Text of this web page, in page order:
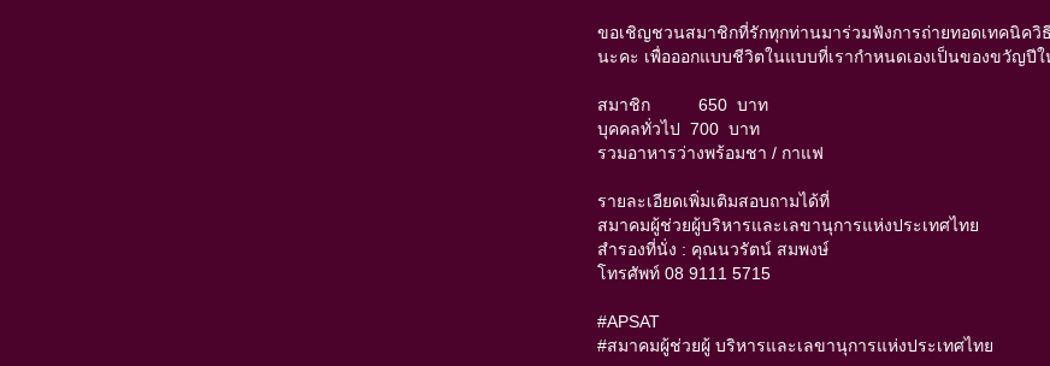
ขอเชิญชวนสมาชิกที่รักทุกท่านมาร่วมฟังการถ่ายทอดเทคนิควิ
นะคะ เพื่อออกแบบชีวิตในแบบที่เรากำหนดเองเป็นของขวัญปีใ
สมาชิก 650 บาท
บุคคลทั่วไป 700 บาท
รวมอาหารว่างพร้อมชา / กาแฟ
รายละเอียดเพิ่มเติมสอบถามได้ที่
สมาคมผู้ช่วยผู้บริหารและเลขานุการแห่งประเทศไทย
สำรองที่นั่ง : คุณนวรัตน์ สมพงษ์
โทรศัพท์ 08 9111 5715
#APSAT
#สมาคมผู้ช่วยผู้ บริหารและเลขานุการแห่งประเทศไทย